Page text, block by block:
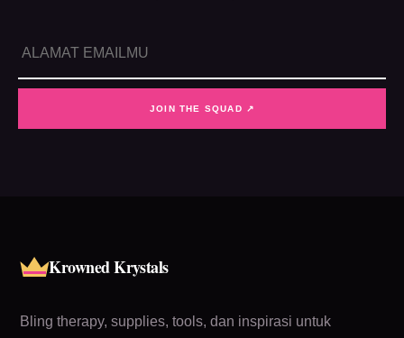
JOIN THE SQUAD ↗
Krowned Krystals
Bling therapy, supplies, tools, dan inspirasi untuk